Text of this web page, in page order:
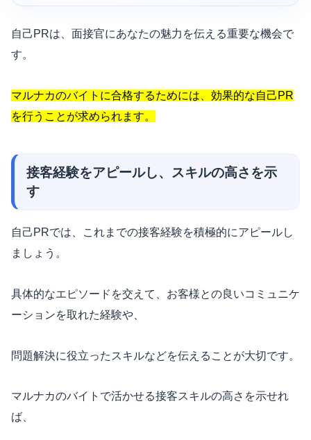
自己PRは、面接官にあなたの魅力を伝える重要な機会で
す。
マルナカのバイトに合格するためには、効果的な自己PR
を行うことが求められます。
接客経験をアピールし、スキルの高さを示
す
自己PRでは、これまでの接客経験を積極的にアピールし
ましょう。
具体的なエピソードを交えて、お客様との良いコミュニケ
ーションを取れた経験や、
問題解決に役立ったスキルなどを伝えることが大切です。
マルナカのバイトで活かせる接客スキルの高さを示せれ
ば、